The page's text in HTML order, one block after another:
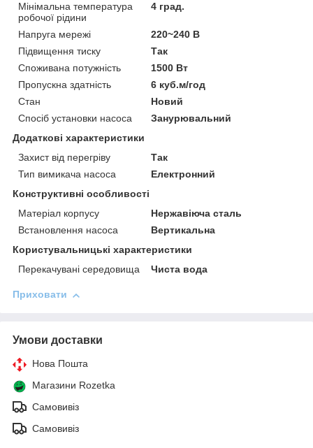
Мінімальна температура
робочої рідини
4 град.
Напруга мережі
220~240 В
Підвищення тиску
Так
Споживана потужність
1500 Вт
Пропускна здатність
6 куб.м/год
Стан
Новий
Спосіб установки насоса
Занурювальний
Додаткові характеристики
Захист від перегріву
Так
Тип вимикача насоса
Електронний
Конструктивні особливості
Матеріал корпусу
Нержавіюча сталь
Встановлення насоса
Вертикальна
Користувальницькі характеристики
Перекачувані середовища
Чиста вода
Приховати
Умови доставки
Нова Пошта
Магазини Rozetka
Самовивіз
Самовивіз